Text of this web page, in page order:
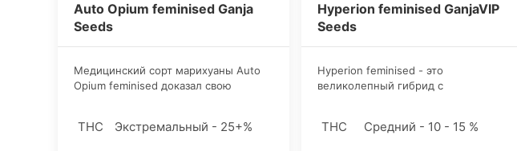
Auto Opium feminised Ganja
Seeds
​Медицинский сорт марихуаны Auto
Opium feminised доказал свою
целях употребления. «Виной» тому
THC Экстремальный - 25+%
Hyperion feminised GanjaVIP
Seeds
Hyperion feminised - это
великолепный гибрид с
пролечки шишки начинают источать
THC Средний - 10 - 15 %